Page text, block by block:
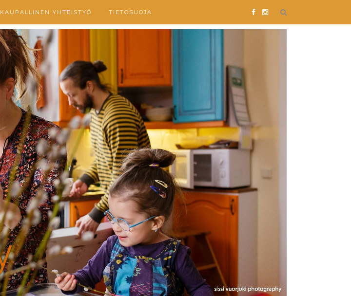
KAUPALLINEN YHTEISTYÖ TIETOSUOJA